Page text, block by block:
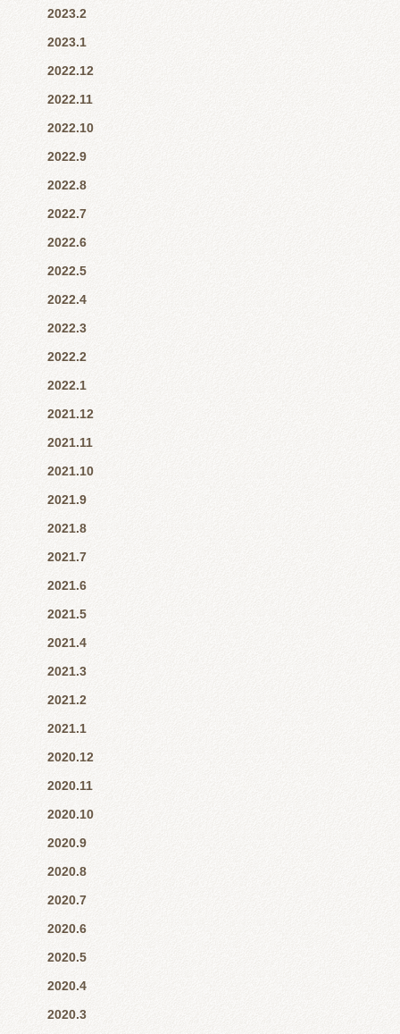
2023.2
2023.1
2022.12
2022.11
2022.10
2022.9
2022.8
2022.7
2022.6
2022.5
2022.4
2022.3
2022.2
2022.1
2021.12
2021.11
2021.10
2021.9
2021.8
2021.7
2021.6
2021.5
2021.4
2021.3
2021.2
2021.1
2020.12
2020.11
2020.10
2020.9
2020.8
2020.7
2020.6
2020.5
2020.4
2020.3